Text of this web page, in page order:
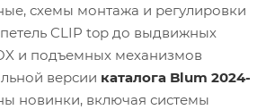
схемы монтажа и регулировки
CLIP top до выдвижных
и подъемных механизмов
версии каталога Blum 2024-
новинки, включая системы